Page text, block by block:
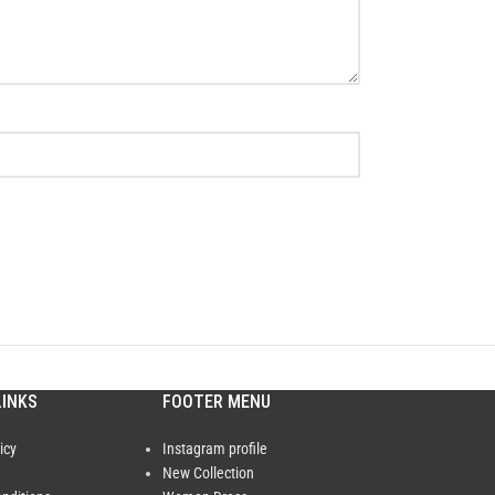
FOOTER MENU
Instagram profile
New Collection